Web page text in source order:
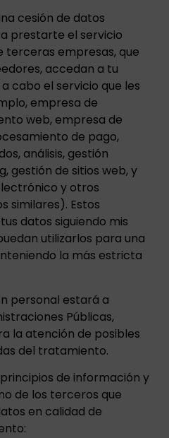
cesión de datos
prestarte el servicio
terceras empresas, que
accedan a tu
cabo el servicio que les
empresa de
web, empresa de
de pago,
análisis, gestión
gestión de sitios web, y
y otros
similares). Estos
datos siguiendo mis
utilizarlos para una
la más estricta
personal estará a
Públicas,
la atención de posibles
del tratamiento.
de información y
de los terceros que
en calidad de